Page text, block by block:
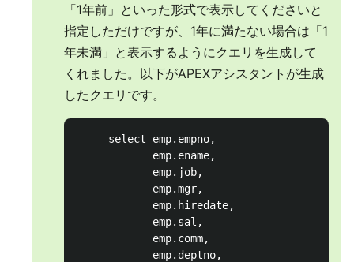
「1年前」といった形式で表示してくださいと
指定しただけですが、1年に満たない場合は「1
年未満」と表示するようにクエリを生成して
くれました。以下がAPEXアシスタントが生成
したクエリです。
     select emp.empno,
            emp.ename,
            emp.job,
            emp.mgr,
            emp.hiredate,
            emp.sal,
            emp.comm,
            emp.deptno,